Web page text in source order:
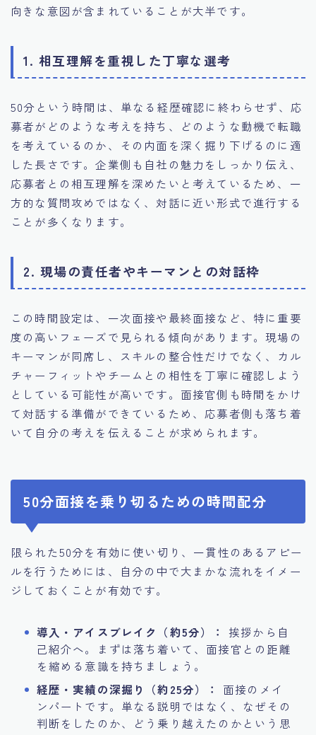
向きな意図が含まれていることが大半です。
1. 相互理解を重視した丁寧な選考
50分という時間は、単なる経歴確認に終わらせず、応
募者がどのような考えを持ち、どのような動機で転職
を考えているのか、その内面を深く掘り下げるのに適
した長さです。企業側も自社の魅力をしっかり伝え、
応募者との相互理解を深めたいと考えているため、一
方的な質問攻めではなく、対話に近い形式で進行する
ことが多くなります。
2. 現場の責任者やキーマンとの対話枠
この時間設定は、一次面接や最終面接など、特に重要
度の高いフェーズで見られる傾向があります。現場の
キーマンが同席し、スキルの整合性だけでなく、カル
チャーフィットやチームとの相性を丁寧に確認しよう
としている可能性が高いです。面接官側も時間をかけ
て対話する準備ができているため、応募者側も落ち着
いて自分の考えを伝えることが求められます。
50分面接を乗り切るための時間配分
限られた50分を有効に使い切り、一貫性のあるアピー
ルを行うためには、自分の中で大まかな流れをイメー
ジしておくことが有効です。
導入・アイスブレイク（約5分）：
挨拶から自
己紹介へ。まずは落ち着いて、面接官との距離
を縮める意識を持ちましょう。
経歴・実績の深掘り（約25分）：
面接のメイ
ンパートです。単なる説明ではなく、なぜその
判断をしたのか、どう乗り越えたのかという思